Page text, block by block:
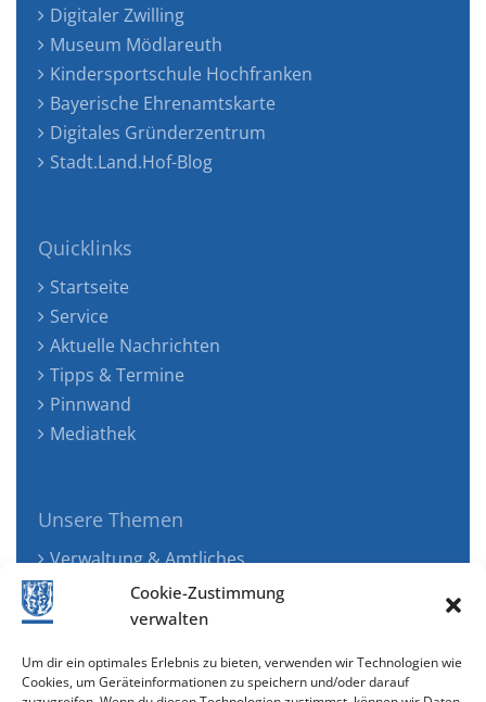
Cookie-Zustimmung
verwalten
Um dir ein optimales Erlebnis zu bieten, verwenden wir Technologien wie
Cookies, um Geräteinformationen zu speichern und/oder darauf
Digitaler Zwilling
Museum Mödlareuth
Kindersportschule Hochfranken
Bayerische Ehrenamtskarte
Digitales Gründerzentrum
Stadt.Land.Hof-Blog
Quicklinks
Startseite
Service
Aktuelle Nachrichten
Tipps & Termine
Pinnwand
Mediathek
Unsere Themen
Verwaltung & Amtliches
Jugend, Familie & Gesundheit
Tourismus, Freizeit & Ökologie
Wirtschaft & Verkehr